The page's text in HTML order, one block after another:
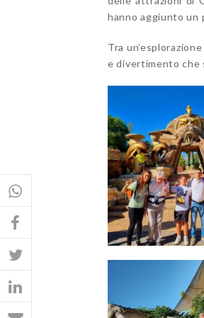
hanno aggiunto un
Tra
e divertimento che